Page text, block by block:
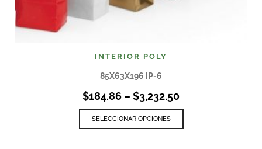
INTERIOR POLY
85X63X196 IP-6
$184.86 – $3,232.50
SELECCIONAR OPCIONES